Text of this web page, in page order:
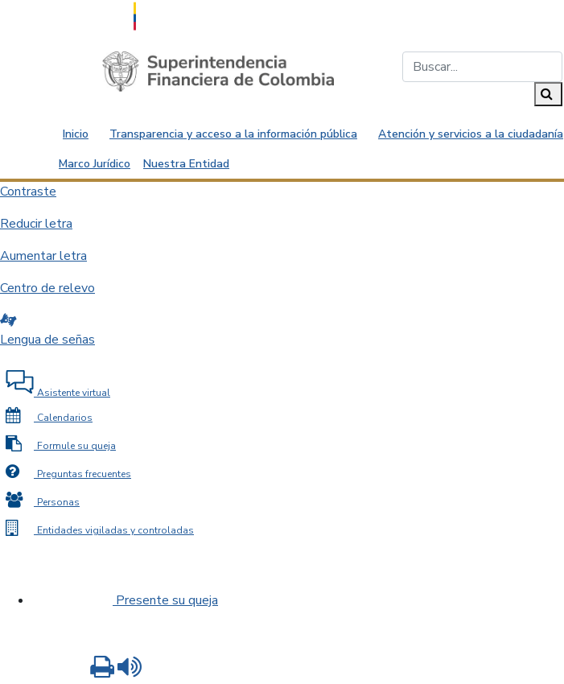
Saltar al contenido principal
Inicio Transparencia y acceso a la información pública Atención y servicios a la ciudadanía
Marco Jurídico
Nuestra Entidad
Contraste
Reducir letra
Aumentar letra
Centro de relevo
Lengua de señas
Asistente virtual
Calendarios
Formule su queja
Preguntas frecuentes
Personas
Entidades vigiladas y controladas
Presente su queja
Imprimir